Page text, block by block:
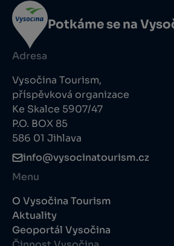
Potkáme se na
Adresa
Vysočina Tourism,
příspěvková organizace
Ke Skalce 5907/47
P.O. BOX 85
586 01 Jihlava
info@vysocinatourism.cz
Menu
O Vysočina Tourism
Aktuality
Geoportál Vysočina